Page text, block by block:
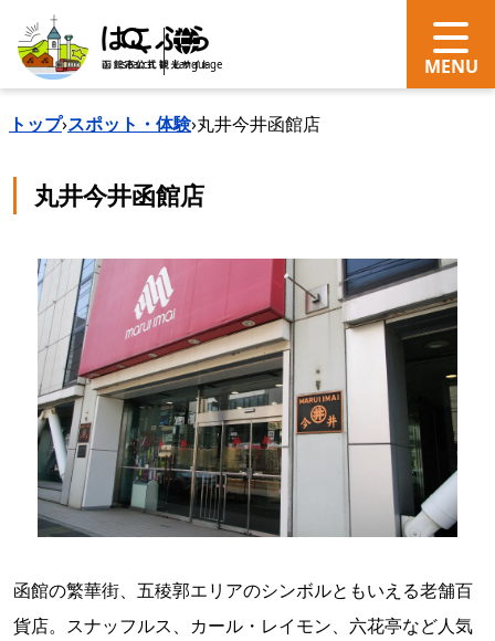
search Language
トップ›スポット・体験›丸井今井函館店
丸井今井函館店
函館の繁華街、五稜郭エリアのシンボルともいえる老舗百
貨店。スナッフルス、カール・レイモン、六花亭など人気